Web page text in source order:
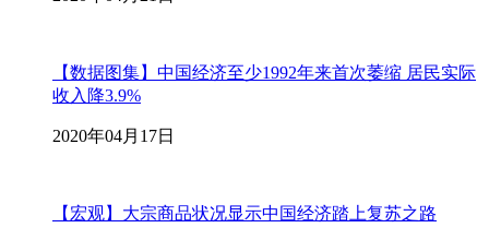
【数据图集】中国经济至少1992年来首次萎缩 居民实际
收入降3.9%
2020年04月17日
【宏观】大宗商品状况显示中国经济踏上复苏之路